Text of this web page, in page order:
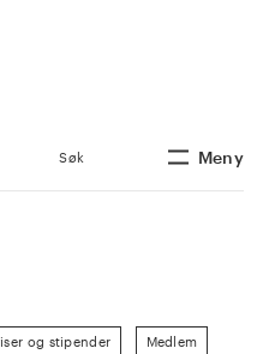
Søk Meny
og stipender Medlem